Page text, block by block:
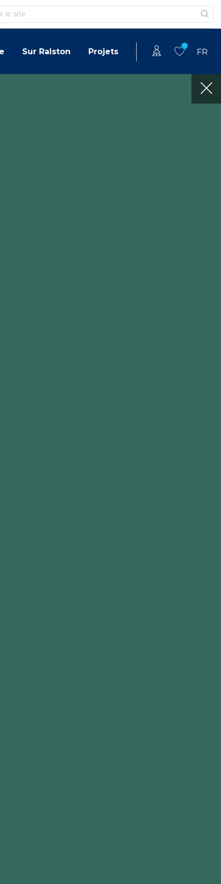
Sur Ralston Projets
0
FR